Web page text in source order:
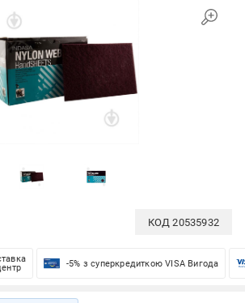
КОД20535932
-5% з суперкредиткою VISA Вигода